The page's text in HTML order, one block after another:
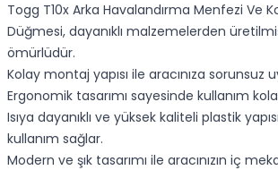
Togg T10x Arka Havalandırma Menfezi Ve
Düğmesi, dayanıklı malzemelerden
ömürlüdür.
Kolay montaj yapısı ile aracınıza sorunsuz
Ergonomik tasarımı sayesinde kullanım
Isıya dayanıklı ve yüksek kaliteli plastik
kullanım sağlar.
Modern ve şık tasarımı ile aracınızın iç